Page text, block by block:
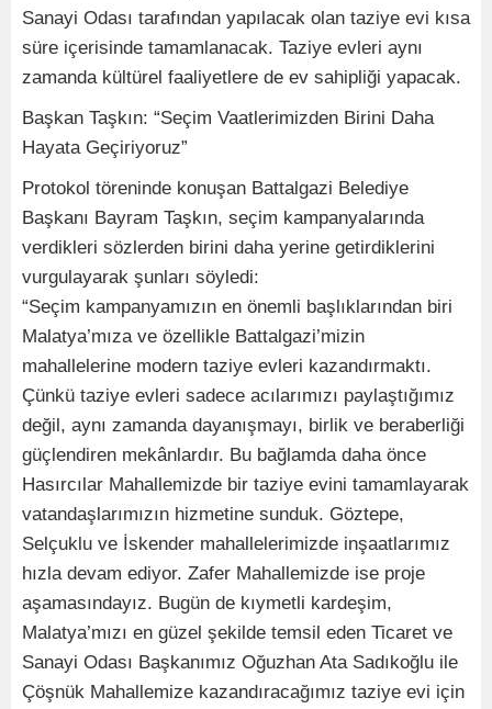
Sanayi Odası tarafından yapılacak olan taziye evi kısa
süre içerisinde tamamlanacak. Taziye evleri aynı
zamanda kültürel faaliyetlere de ev sahipliği yapacak.
Başkan Taşkın: “Seçim Vaatlerimizden Birini Daha
Hayata Geçiriyoruz”
Protokol töreninde konuşan Battalgazi Belediye
Başkanı Bayram Taşkın, seçim kampanyalarında
verdikleri sözlerden birini daha yerine getirdiklerini
vurgulayarak şunları söyledi:
“Seçim kampanyamızın en önemli başlıklarından biri
Malatya’mıza ve özellikle Battalgazi’mizin
mahallelerine modern taziye evleri kazandırmaktı.
Çünkü taziye evleri sadece acılarımızı paylaştığımız
değil, aynı zamanda dayanışmayı, birlik ve beraberliği
güçlendiren mekânlardır. Bu bağlamda daha önce
Hasırcılar Mahallemizde bir taziye evini tamamlayarak
vatandaşlarımızın hizmetine sunduk. Göztepe,
Selçuklu ve İskender mahallelerimizde inşaatlarımız
hızla devam ediyor. Zafer Mahallemizde ise proje
aşamasındayız. Bugün de kıymetli kardeşim,
Malatya’mızı en güzel şekilde temsil eden Ticaret ve
Sanayi Odası Başkanımız Oğuzhan Ata Sadıkoğlu ile
Çöşnük Mahallemize kazandıracağımız taziye evi için